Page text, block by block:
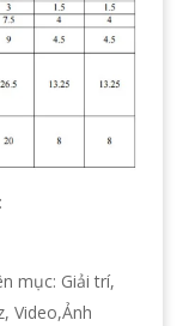
mục: Giải trí,
Video,Ảnh